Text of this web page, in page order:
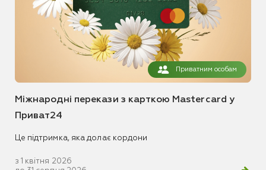
Приватним особам
Міжнародні перекази з карткою Mastercard у
Приват24
Це підтримка, яка долає кордони
з 1 квітня 2026